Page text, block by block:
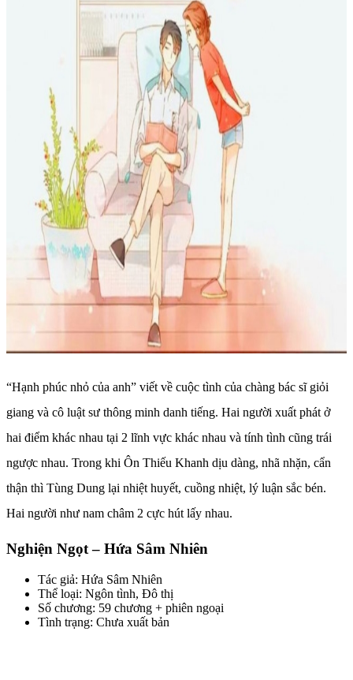
“Hạnh phúc nhỏ của anh” viết về cuộc tình của chàng bác sĩ giỏi
giang và cô luật sư thông minh danh tiếng. Hai người xuất phát ở
hai điểm khác nhau tại 2 lĩnh vực khác nhau và tính tình cũng trái
ngược nhau. Trong khi Ôn Thiếu Khanh dịu dàng, nhã nhặn, cẩn
thận thì Tùng Dung lại nhiệt huyết, cuồng nhiệt, lý luận sắc bén.
Hai người như nam châm 2 cực hút lấy nhau.
Nghiện Ngọt – Hứa Sâm Nhiên
Tác giả: Hứa Sâm Nhiên
Thể loại: Ngôn tình, Đô thị
Số chương: 59 chương + phiên ngoại
Tình trạng: Chưa xuất bản